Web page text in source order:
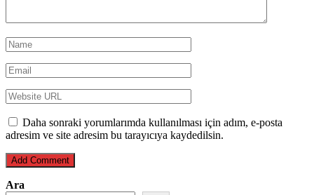
Daha sonraki yorumlarımda kullanılması için adım, e-posta
adresim ve site adresim bu tarayıcıya kaydedilsin.
Ara